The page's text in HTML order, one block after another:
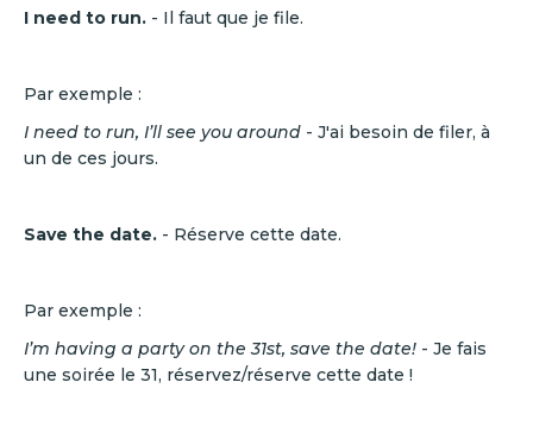
‍‍I need to run. - Il faut que je file.
Par exemple :
I need to run, I’ll see you around - J'ai besoin de filer, à
un de ces jours.
‍‍Save the date. - Réserve cette date.
Par exemple :
I’m having a party on the 31st, save the date! - Je fais
une soirée le 31, réservez/réserve cette date !